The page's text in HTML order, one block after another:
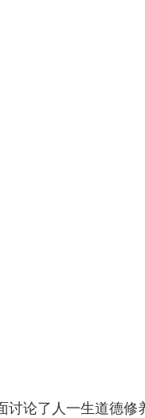
论了人一生道德修